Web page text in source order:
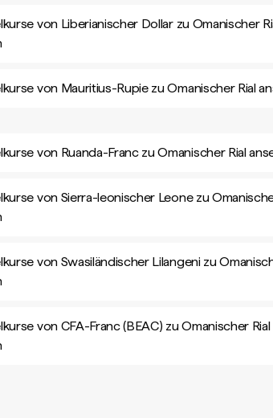
von Liberianischer Dollar zu Omanischer
von Mauritius-Rupie zu Omanischer Rial
von Ruanda-Franc zu Omanischer Rial
von Sierra-leonischer Leone zu
von Swasiländischer Lilangeni zu
von CFA-Franc (BEAC) zu Omanischer Rial